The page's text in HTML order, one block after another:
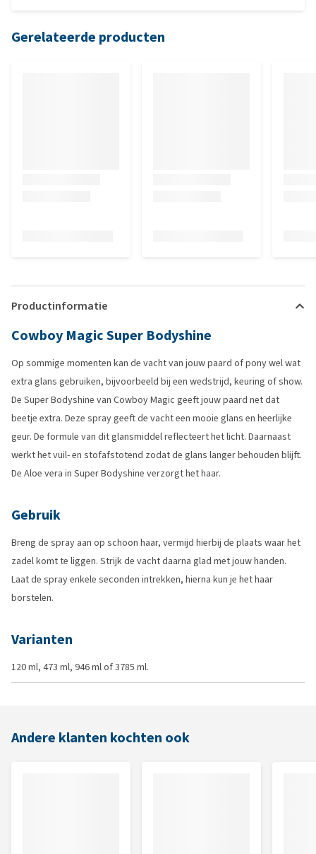
Gerelateerde producten
Productinformatie
Cowboy Magic Super Bodyshine
Op sommige momenten kan de vacht van jouw paard of pony wel wat
extra glans gebruiken, bijvoorbeeld bij een wedstrijd, keuring of show.
De Super Bodyshine van Cowboy Magic geeft jouw paard net dat
beetje extra. Deze spray geeft de vacht een mooie glans en heerlijke
geur. De formule van dit glansmiddel reflecteert het licht. Daarnaast
werkt het vuil- en stofafstotend zodat de glans langer behouden blijft.
De Aloe vera in Super Bodyshine verzorgt het haar.
Gebruik
Breng de spray aan op schoon haar, vermijd hierbij de plaats waar het
zadel komt te liggen. Strijk de vacht daarna glad met jouw handen.
Laat de spray enkele seconden intrekken, hierna kun je het haar
borstelen.
Varianten
120 ml, 473 ml, 946 ml of 3785 ml.
Andere klanten kochten ook